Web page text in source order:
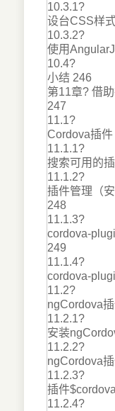
10.3.1?
设台CSS样
10.3.2?
使用
10.4?
小结 246
第11章? 借
247
11.1?
Cordova插件
11.1.1?
搜索可用的
11.1.2?
插件管理（
248
11.1.3?
cordova-
249
11.1.4?
cordova-
11.2?
ngCordova
11.2.1?
安装
11.2.2?
ngCordova
11.2.3?
插件
11.2.4?